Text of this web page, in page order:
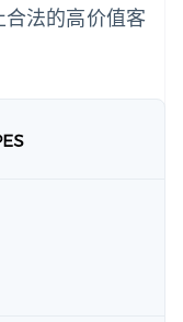
法的高价值客